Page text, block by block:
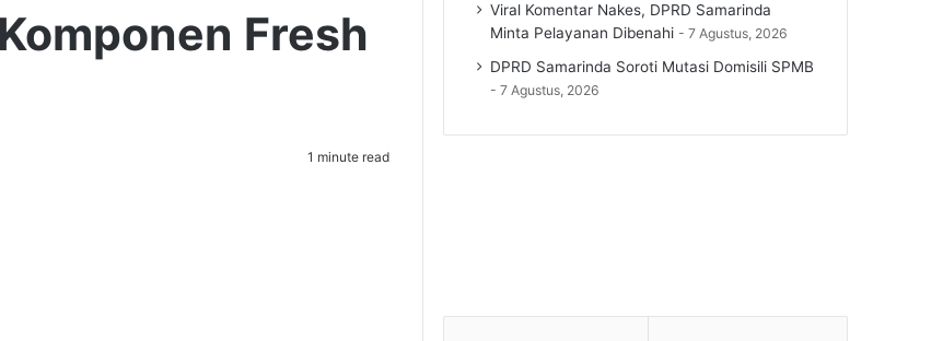
Fresh
1 minute read
Viral Komentar Nakes, DPRD Samarinda
Minta Pelayanan Dibenahi
7 Agustus, 2026
DPRD Samarinda Soroti Mutasi Domisili SPMB
7 Agustus, 2026